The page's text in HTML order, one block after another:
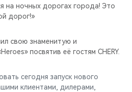
на ночных дорогах города! Это
дорог!»
свою знаменитую и
посвятив её гостям CHERY.
сегодня запуск нового
клиентами, дилерами,